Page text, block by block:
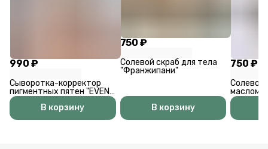
990 ₽
Сыворотка-корректор
пигментных пятен "EVEN
TONE PRO"
В корзину
750 ₽
Солевой скраб для тела
"Франжипани"
В корзину
750 ₽
Солевой
маслом